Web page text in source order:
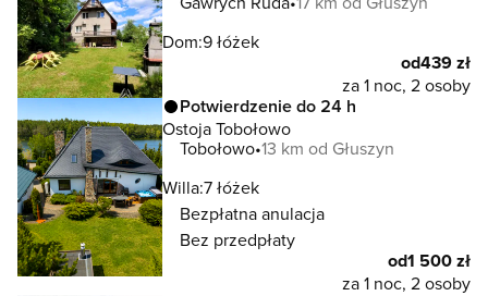
Dom:9 łóżek
od439 zł
za 1 noc, 2 osoby
Potwierdzenie do 24 h
Ostoja Tobołowo
Tobołowo 13 km od Głuszyn
Willa:7 łóżek
Bezpłatna anulacja
Bez przedpłaty
od1 500 zł
za 1 noc, 2 osoby